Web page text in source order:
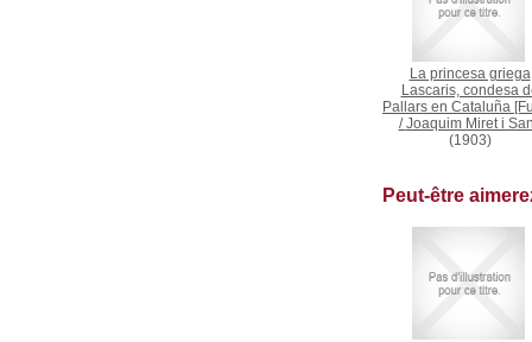
La princesa griega
Lascaris, condesa
Pallars en Cataluña
/Joaquim Miret i
(1903)
Peut-être